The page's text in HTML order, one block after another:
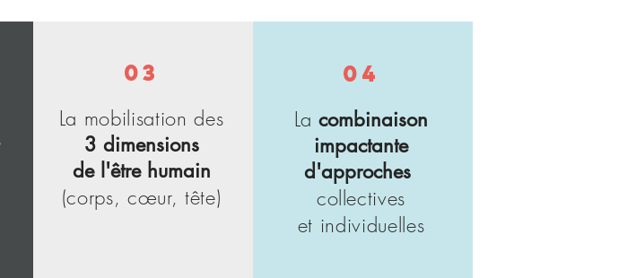
03
La mobilisation des
3 dimensions
de l'être humain
(corps, cœur, tête)
04
Lacombinaison
impactante
d'approches
collectives
et individuelles